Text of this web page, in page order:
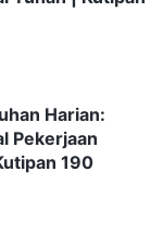
Harian:
Pekerjaan
190